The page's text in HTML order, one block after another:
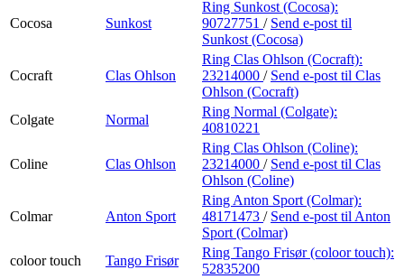
Cocosa Sunkost
Ring Sunkost (Cocosa):
90727751 / Send e-post til
Sunkost (Cocosa)
Cocraft Clas Ohlson
Ring Clas Ohlson (Cocraft):
23214000 / Send e-post til Clas
Ohlson (Cocraft)
Colgate
Normal
Ring Normal (Colgate):
40810221
Coline Clas Ohlson
Ring Clas Ohlson (Coline):
23214000 / Send e-post til Clas
Ohlson (Coline)
Colmar Anton Sport
Ring Anton Sport (Colmar):
48171473 / Send e-post til Anton
Sport (Colmar)
coloor touch
Tango Frisør
Ring Tango Frisør (coloor touch):
52835200